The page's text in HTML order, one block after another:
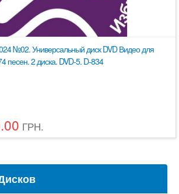
№02. Универсальный диск DVD Видео для
песен. 2 диска. DVD-5. D-834
ГРН.